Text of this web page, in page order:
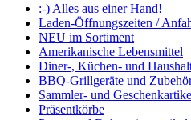
:-) Alles aus einer Hand!
Laden-Öffnungszeiten /
NEU im Sortiment
Amerikanische Lebensmittel
Diner-, Küchen- und
BBQ-Grillgeräte und
Sammler- und
Präsentkörbe